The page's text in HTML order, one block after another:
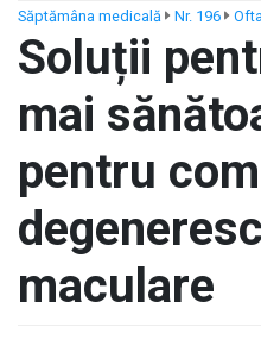
Săptămâna medicală Nr. 196
Soluții
mai
pentru
maculare